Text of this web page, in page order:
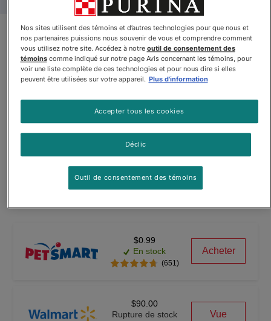
Mise à jour du produit
Friskies🅫 Chats d'Intérieur Dîner
Légumes du Jardin en Sauce
Nourriture Humide pour Chats
Par Friskiesᴹᴰ
Friskies🅫 Chats d'Intérieur Dîner à la Dinde Style Maison
$0.99
En stock
(651)
Acheter
$90.00
Rupture de stock
Vue
Nos sites utilisent des témoins et d’autres technologies pour que nous et
nos partenaires puissions nous souvenir de vous et comprendre comment
vous utilisez notre site. Accédez à notre outil de consentement des
témoinscomme indiqué sur notre page Avis concernant les témoins, pour
voir une liste complète de ces technologies et pour nous dire si elles
peuvent être utilisées sur votre appareil. Plus d'information
Déclic
Accepter tous les cookies
Outil de consentement des témoins